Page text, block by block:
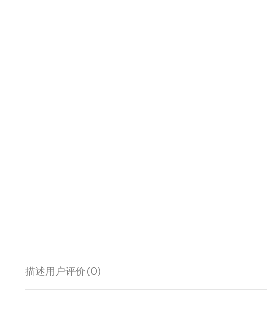
描述用户评价 (0)